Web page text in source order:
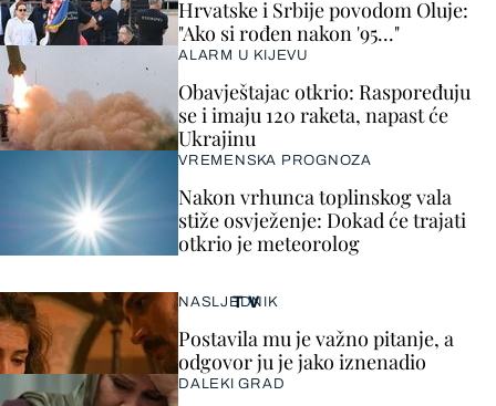
Hrvatske i Srbije povodom Oluje:
"Ako si rođen nakon '95..."
ALARM U KIJEVU
Obavještajac otkrio: Raspoređuju
se i imaju 120 raketa, napast će
Ukrajinu
VREMENSKA PROGNOZA
Nakon vrhunca toplinskog vala
stiže osvježenje: Dokad će trajati
otkrio je meteorolog
TV
NASLJEDNIK
Postavila mu je važno pitanje, a
odgovor ju je jako iznenadio
DALEKI GRAD